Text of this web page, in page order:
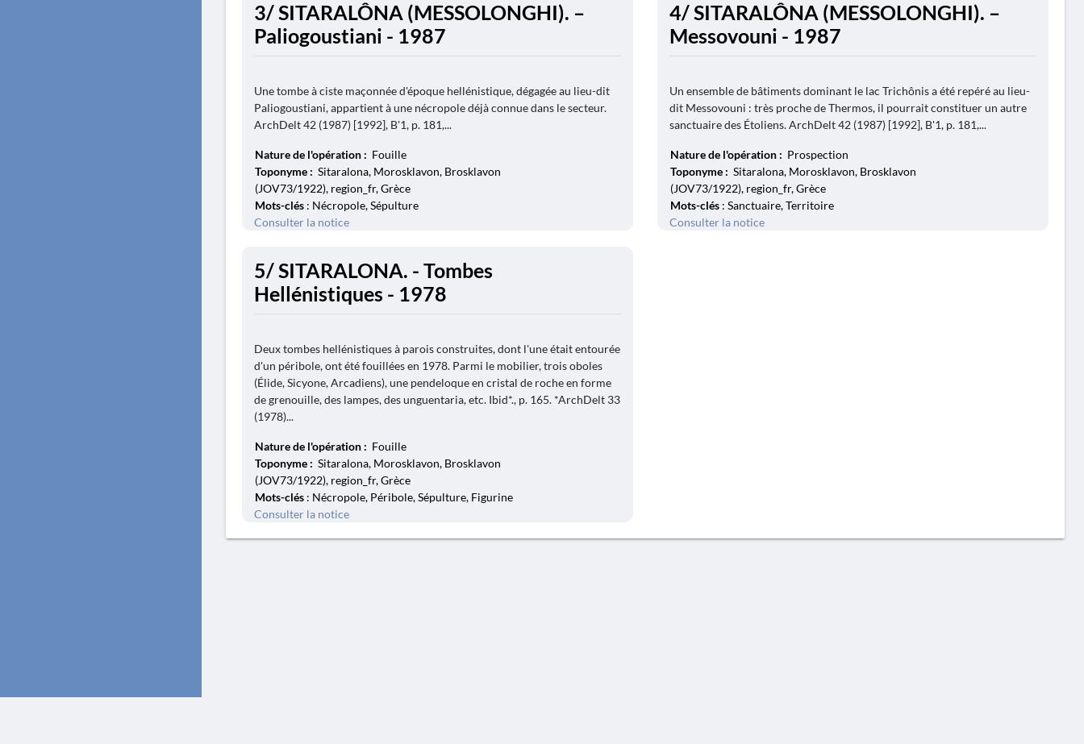
3/ SITARALÔNA (MESSOLONGHI). –
Paliogoustiani - 1987
Une tombe à ciste maçonnée d'époque hellénistique, dégagée au lieu-dit
Paliogoustiani, appartient à une nécropole déjà connue dans le secteur.
ArchDelt 42 (1987) [1992], B'1, p. 181,...
Nature de l'opération : Fouille
Toponyme : Sitaralona, Morosklavon, Brosklavon
(JOV73/1922), region_fr, Grèce
Mots-clés : Nécropole, Sépulture
Consulter la notice
4/ SITARALÔNA (MESSOLONGHI). –
Messovouni - 1987
Un ensemble de bâtiments dominant le lac Trichônis a été repéré au lieu-
dit Messovouni : très proche de Thermos, il pourrait constituer un autre
sanctuaire des Étoliens. ArchDelt 42 (1987) [1992], B'1, p. 181,...
Nature de l'opération : Prospection
Toponyme : Sitaralona, Morosklavon, Brosklavon
(JOV73/1922), region_fr, Grèce
Mots-clés : Sanctuaire, Territoire
Consulter la notice
5/ SITARALONA. - Tombes
Hellénistiques - 1978
Deux tombes hellénistiques à parois construites, dont l'une était entourée
d'un péribole, ont été fouillées en 1978. Parmi le mobilier, trois oboles
(Élide, Sicyone, Arcadiens), une pendeloque en cristal de roche en forme
de grenouille, des lampes, des unguentaria, etc. Ibid*., p. 165. *ArchDelt 33
(1978)...
Nature de l'opération : Fouille
Toponyme : Sitaralona, Morosklavon, Brosklavon
(JOV73/1922), region_fr, Grèce
Mots-clés : Nécropole, Péribole, Sépulture, Figurine
Consulter la notice